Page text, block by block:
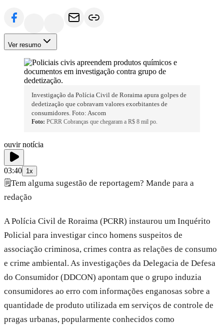
Ver resumo
Investigação da Polícia Civil de Roraima apura golpes de
dedetização que cobravam valores exorbitantes de
consumidores. Foto: Ascom
Foto: PCRR Cobranças que chegaram a R$ 8 mil po.
ouvir notícia
03:40 1x
🗒️Tem alguma sugestão de reportagem? Mande para a
redação
A Polícia Civil de Roraima (PCRR) instaurou um Inquérito
Policial para investigar cinco homens suspeitos de
associação criminosa, crimes contra as relações de consumo
e crime ambiental. As investigações da Delegacia de Defesa
do Consumidor (DDCON) apontam que o grupo induzia
consumidores ao erro com informações enganosas sobre a
quantidade de produto utilizada em serviços de controle de
pragas urbanas, popularmente conhecidos como